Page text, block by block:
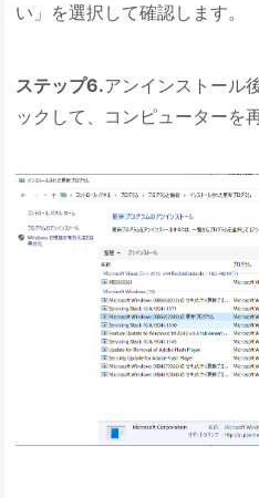
い」を選択して確認します。
ステップ6.アンインストール後
ックして、コンピューターを